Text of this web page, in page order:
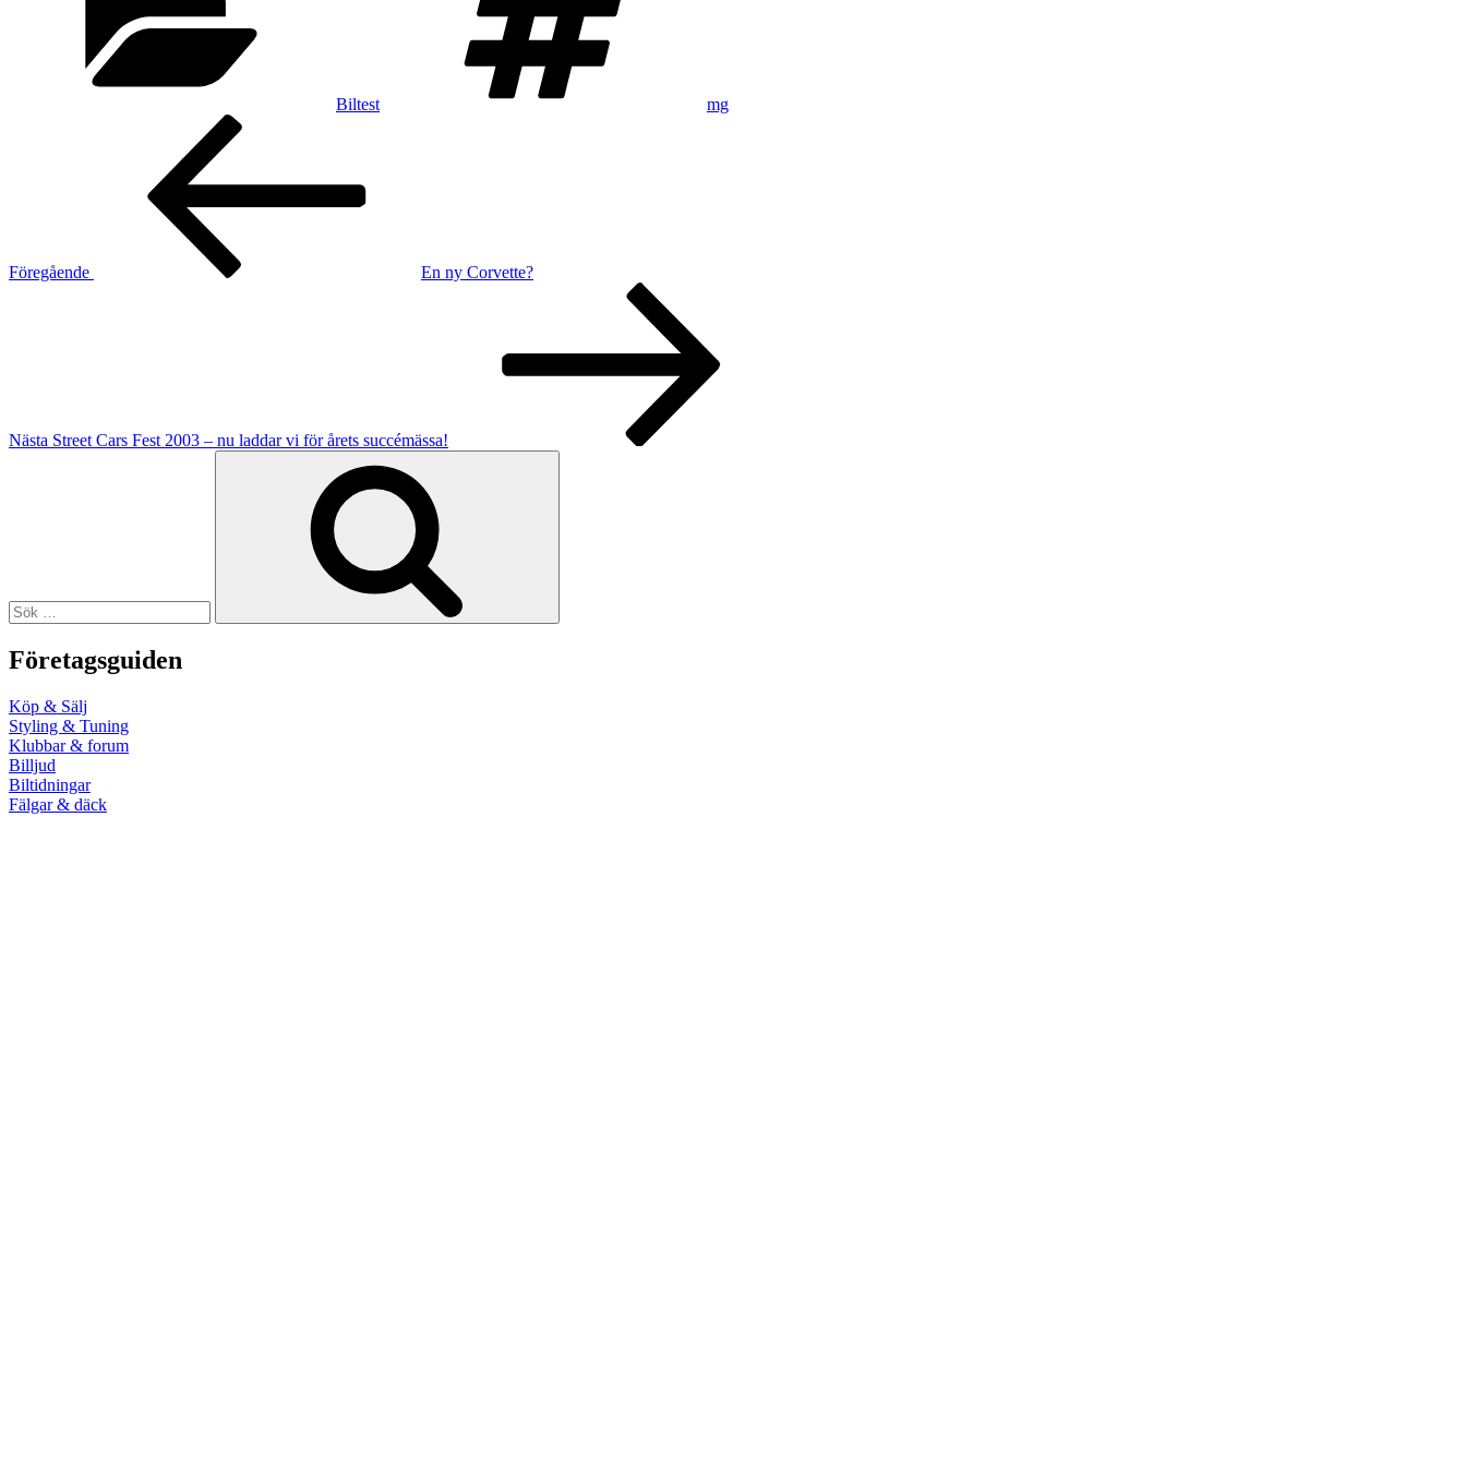
Biltest mg
Inläggsnavigering
Föregående
En ny Corvette?
Nästa Street Cars Fest 2003 – nu laddar vi för årets succémässa!
Företagsguiden
Köp & Sälj
Styling & Tuning
Klubbar & forum
Billjud
Biltidningar
Fälgar & däck